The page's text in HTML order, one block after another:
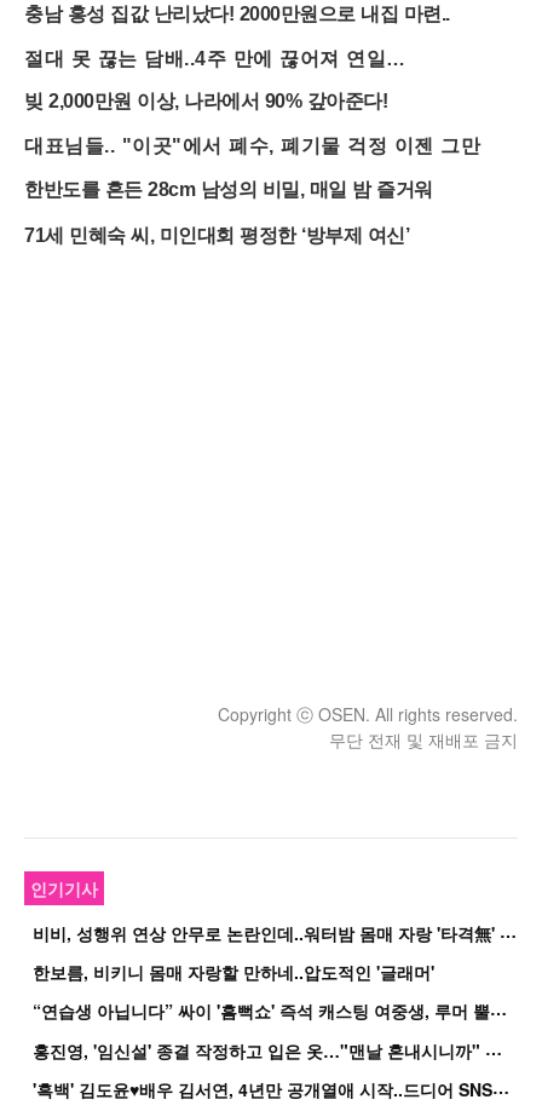
Copyright ⓒ OSEN. All rights reserved.
무단 전재 및 재배포 금지
인기기사
비
비, 성행위 연상 안무로 논란인데..워터밤 몸매 자랑 '타격無' 근황
한보름, 비키니 몸매 자랑할 만하네..압도적인 '글래머'
“
연습생 아닙니다” 싸이 '흠뻑쇼' 즉석 캐스팅 여중생, 루머 뿔났다[Oh!쎈 이...
홍
진영, '임신설' 종결 작정하고 입은 옷…"맨날 혼내시니까" 억울
'
흑백' 김도윤♥배우 김서연, 4년만 공개열애 시작..드디어 SNS에 노출 [핫피...